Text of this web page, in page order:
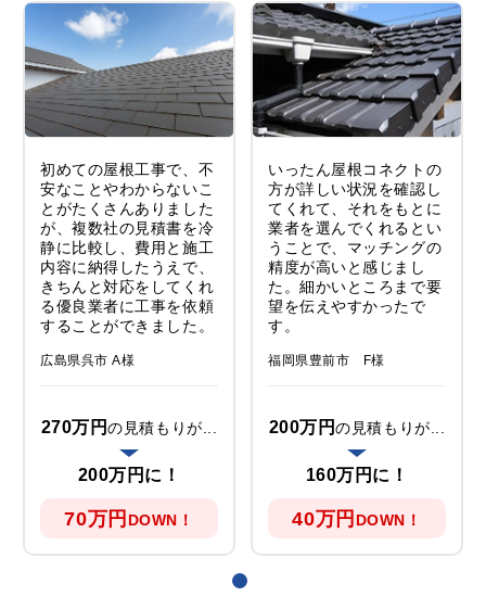
初めての屋根工事で、不
安なことやわからないこ
とがたくさんありました
が、複数社の見積書を冷
静に比較し、費用と施工
内容に納得したうえで、
きちんと対応をしてくれ
る優良業者に工事を依頼
することができました。
広島県呉市 A様
270万円の見積もりが...
200万円に！
70万円 DOWN！
いったん屋根コネクトの
方が詳しい状況を確認し
てくれて、それをもとに
業者を選んでくれるとい
うことで、マッチングの
精度が高いと感じまし
た。細かいところまで要
望を伝えやすかったで
す。
福岡県豊前市 F様
200万円の見積もりが...
160万円に！
40万円 DOWN！